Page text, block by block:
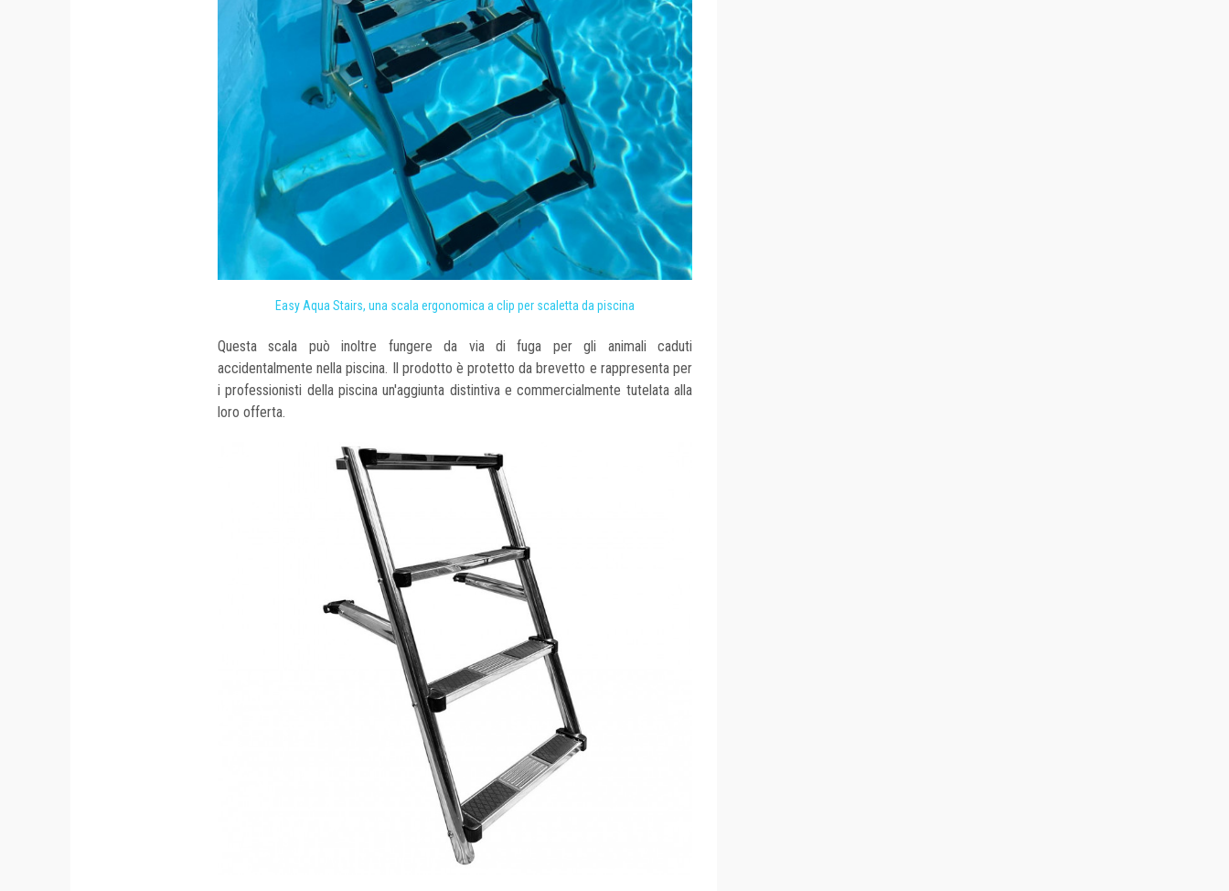
Easy Aqua Stairs, una scala ergonomica a clip per scaletta da piscina
Questa scala può inoltre fungere da via di fuga per gli animali caduti
accidentalmente nella piscina. Il prodotto è protetto da brevetto e rappresenta per
i professionisti della piscina un'aggiunta distintiva e commercialmente tutelata alla
loro offerta.